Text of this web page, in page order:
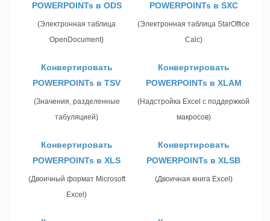
POWERPOINTs в ODS
(Электронная таблица
OpenDocument)
POWERPOINTs в SXC
(Электронная таблица StarOffice
Calc)
Конвертировать
POWERPOINTs в TSV
(Значения, разделенные
табуляцией)
Конвертировать
POWERPOINTs в XLAM
(Надстройка Excel с поддержкой
макросов)
Конвертировать
POWERPOINTs в XLS
(Двоичный формат Microsoft
Excel)
Конвертировать
POWERPOINTs в XLSB
(Двоичная книга Excel)